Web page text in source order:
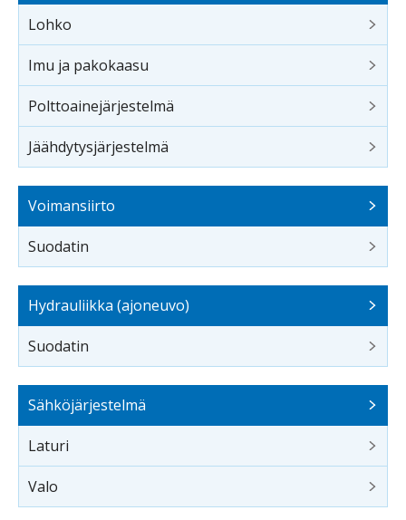
Lohko
Imu ja pakokaasu
Polttoainejärjestelmä
Jäähdytysjärjestelmä
Voimansiirto
Suodatin
Hydrauliikka (ajoneuvo)
Suodatin
Sähköjärjestelmä
Laturi
Valo